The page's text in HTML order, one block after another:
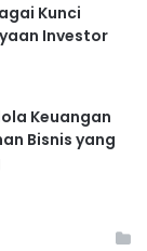
Kunci
Investor
Keuangan
Bisnis yang